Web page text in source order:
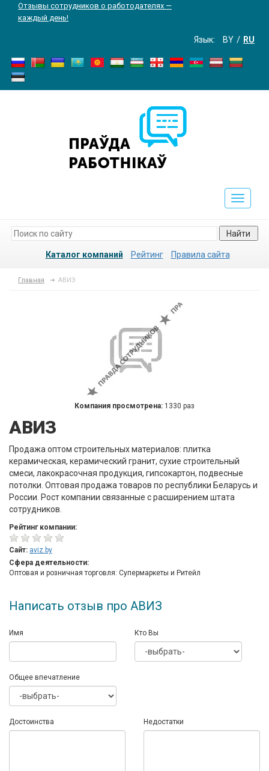
Отзывы сотрудников о работодателях —
каждый день!
Язык: BY RU
Toggle
Найти
Каталог компаний Рейтинг Правила сайта
Главная АВИЗ
Компания просмотрена: 1330 раз
АВИЗ
Продажа оптом строительных материалов: плитка
керамическая, керамический гранит, сухие строительный
смеси, лакокрасочная продукция, гипсокартон, подвесные
потолки. Оптовая продажа товаров по республики Беларусь и
России. Рост компании связанные с расширением штата
сотрудников.
Рейтинг компании:
Сайт: aviz.by
Сфера деятельности:
Оптовая и розничная торговля: Супермаркеты и Ритейл
Написать отзыв про АВИЗ
Имя Кто Вы
Общее впечатление
Достоинства Недостатки